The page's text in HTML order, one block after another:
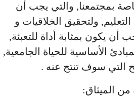
بمجتمعنا, والتي يجب أن
ولتحقيق الخلاقيات و
يكون بمثابة أداة للتعبئة,
الأساسية للحياة الجامعية,
التي سوف تنتج عنه .
الميثاق: